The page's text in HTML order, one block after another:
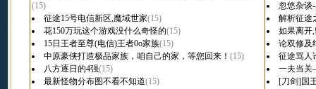
(15)
征途15号电信新区,魔域世家(15)
花150万玩这个游戏没什么奇怪的(15)
15日王者至尊(电信)王者0o家族(15)
中原豪侠打造极品家族，咱自己的家，等您回来！ (15)
八方逐日的4强(15)
最新怪物分布图不看不知道(15)
忽悠杂谈
解析征途
如果离开
论双修及
征途骂人
一夫当
[刀剑]国